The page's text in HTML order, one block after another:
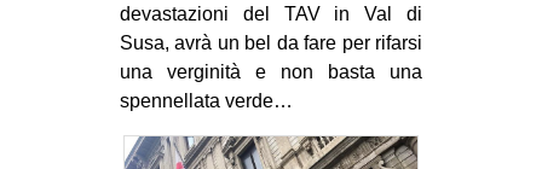
devastazioni del TAV in Val di
Susa, avrà un bel da fare per rifarsi
una verginità e non basta una
spennellata verde…